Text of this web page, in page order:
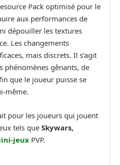
Pack optimisé pour le
aux performances de
dépouiller les textures
Les changements
mais discrets. Il s’agit
phénomènes gênants, de
que le joueur puisse se
même.
pour les joueurs qui jouent
tels que Skywars,
jeux PVP.